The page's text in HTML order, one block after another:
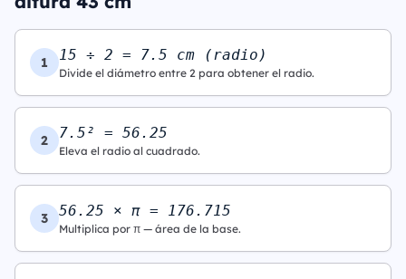
1 15 ÷ 2 = 7.5 cm (radio)
Divide el diámetro entre 2 para obtener el radio.
2 7.5² = 56.25
Eleva el radio al cuadrado.
3 56.25 × π = 176.715
Multiplica por π — área de la base.